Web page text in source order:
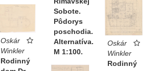
Sobote.
Pôdorys
poschodia.
Alternatíva.
M 1:100.
Oskár
Winkler
Rodinný
Oskár
Winkler
Rodinný